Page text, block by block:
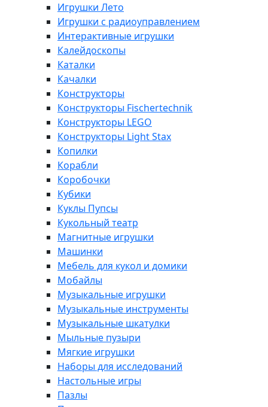
Игрушки Лето
Игрушки с радиоуправлением
Интерактивные игрушки
Калейдоскопы
Каталки
Качалки
Конструкторы
Конструкторы Fisсhertechnik
Конструкторы LEGO
Конструкторы Light Stax
Копилки
Корабли
Коробочки
Кубики
Куклы Пупсы
Кукольный театр
Магнитные игрушки
Машинки
Мебель для кукол и домики
Мобайлы
Музыкальные игрушки
Музыкальные инструменты
Музыкальные шкатулки
Мыльные пузыри
Мягкие игрушки
Наборы для исследований
Настольные игры
Пазлы